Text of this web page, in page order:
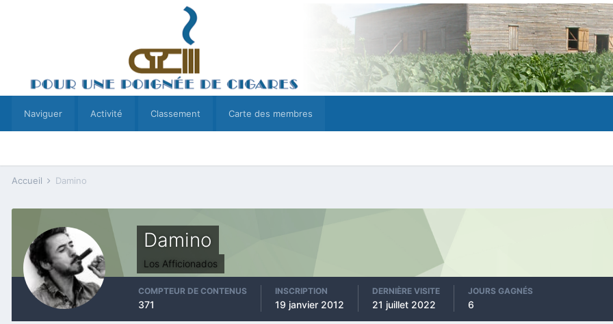
Naviguer Activité Classement Carte des membres
Accueil Damino
Damino
Los Afficionados
COMPTEUR DE CONTENUS
371
INSCRIPTION
19 janvier 2012
DERNIÈRE VISITE
21 juillet 2022
JOURS GAGNÉS
6